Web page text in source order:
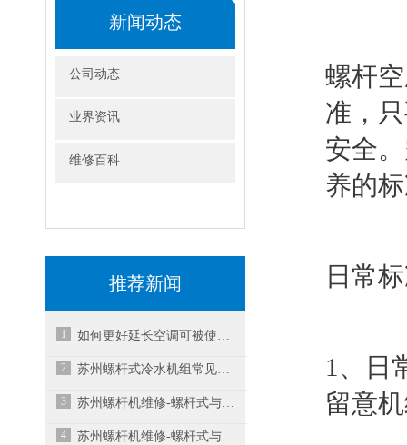
新闻动态
公司动态
业界资讯
维修百科
推荐新闻
1 如何更好延长空调可被使用的寿命？
2 苏州螺杆式冷水机组常见故障分析
3 苏州螺杆机维修-螺杆式与离心式冷水机组有什么
4 苏州螺杆机维修-螺杆式与离心式冷水机组有什么
螺杆
准，
安全
养的
日常
1、日
留意